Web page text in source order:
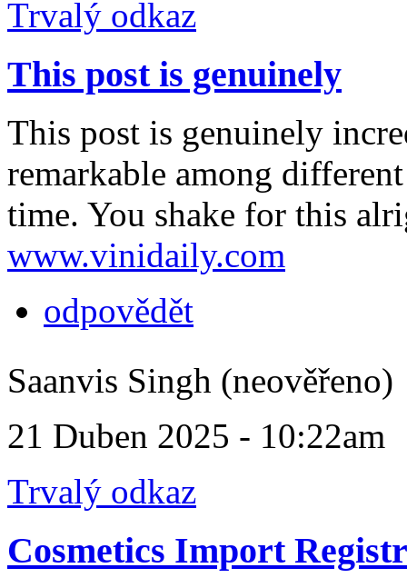
Trvalý odkaz
This post is genuinely
This post is genuinely
remarkable among
time. You shake for this
www.vinidaily.com
odpovědět
Saanvis Singh (neověřeno)
21 Duben 2025 - 10:22am
Trvalý odkaz
Cosmetics Import